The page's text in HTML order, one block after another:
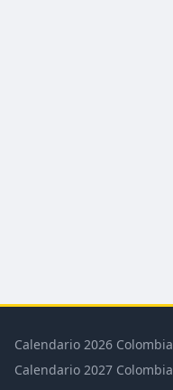
Calendario 2026 Colombia
Calendario 2027 Colombia